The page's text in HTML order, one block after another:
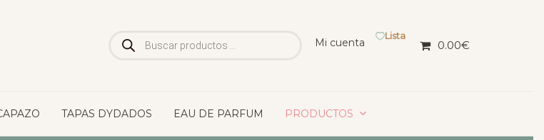
de
productos
Mi cuenta
Lista
0.00€
TAPAS DYDADOS EAU DE PARFUM PRODUCTOS